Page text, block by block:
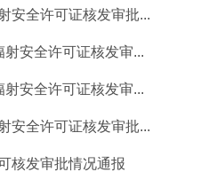
安全许可证核发审批...
安全许可证核发审...
安全许可证核发审...
安全许可证核发审批...
核发审批情况通报